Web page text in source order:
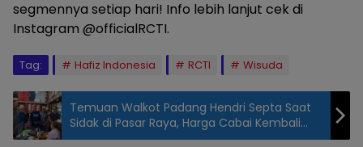
segmennya setiap hari! Info lebih lanjut cek di
Instagram @officialRCTI.
Tag: Hafiz Indonesia RCTI Wisuda
Temuan Walkot Padang Hendri Septa Saat
Sidak di Pasar Raya, Harga Cabai Kembali
Naik